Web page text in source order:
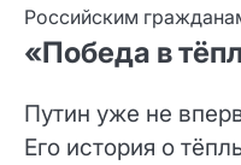
Российским
«Победа в
Путин уже не
Его история о